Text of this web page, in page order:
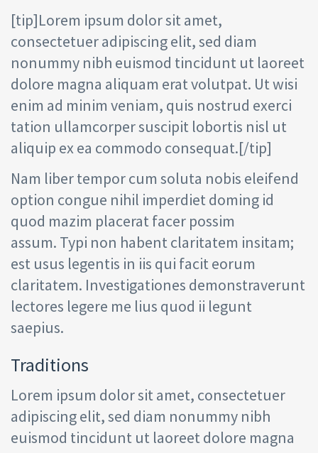
[tip]Lorem ipsum dolor sit amet,
consectetuer adipiscing elit, sed diam
nonummy nibh euismod tincidunt ut laoreet
dolore magna aliquam erat volutpat. Ut wisi
enim ad minim veniam, quis nostrud exerci
tation ullamcorper suscipit lobortis nisl ut
aliquip ex ea commodo consequat.[/tip]
Nam liber tempor cum soluta nobis eleifend
option congue nihil imperdiet doming id
quod mazim placerat facer possim
assum. Typi non habent claritatem insitam;
est usus legentis in iis qui facit eorum
claritatem. Investigationes demonstraverunt
lectores legere me lius quod ii legunt
saepius.
Traditions
Lorem ipsum dolor sit amet, consectetuer
adipiscing elit, sed diam nonummy nibh
euismod tincidunt ut laoreet dolore magna